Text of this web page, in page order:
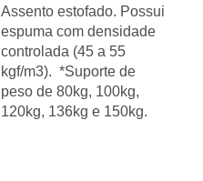
Assento estofado. Possui
espuma com densidade
controlada (45 a 55
kgf/m3). *Suporte de
peso de 80kg, 100kg,
120kg, 136kg e 150kg.